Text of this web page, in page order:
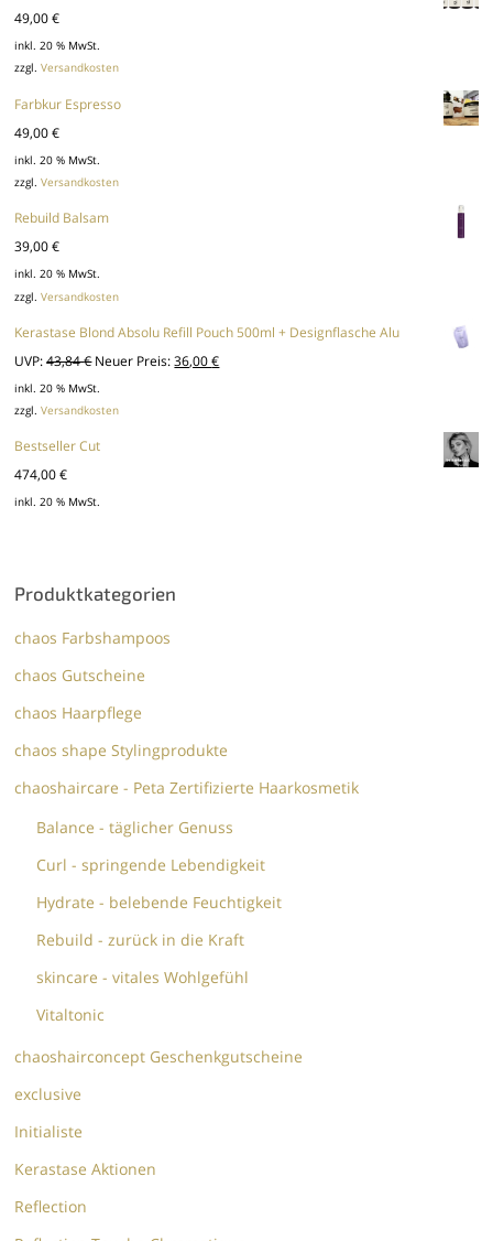
49,00€
inkl. 20 % MwSt.
zzgl.Versandkosten
Farbkur Espresso
49,00€
inkl. 20 % MwSt.
zzgl.Versandkosten
Rebuild Balsam
39,00€
inkl. 20 % MwSt.
zzgl.Versandkosten
Kerastase Blond Absolu Refill Pouch 500ml + Designflasche Alu
UVP: 43,84€ Ursprünglicher
Preis
war:
43,84 €
Neuer Preis: 36,00€Aktueller
inkl. 20 % MwSt.
zzgl.Versandkosten
Bestseller Cut
474,00€
inkl. 20 % MwSt.
Produktkategorien
chaos Farbshampoos
chaos Gutscheine
chaos Haarpflege
chaos shape Stylingprodukte
chaoshaircare - Peta Zertifizierte Haarkosmetik
Balance - täglicher Genuss
Curl - springende Lebendigkeit
Hydrate - belebende Feuchtigkeit
Rebuild - zurück in die Kraft
skincare - vitales Wohlgefühl
Vitaltonic
chaoshairconcept Geschenkgutscheine
exclusive
Initialiste
Kerastase Aktionen
Reflection